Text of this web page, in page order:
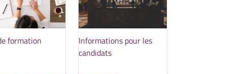
formation
Informations pour les
candidats